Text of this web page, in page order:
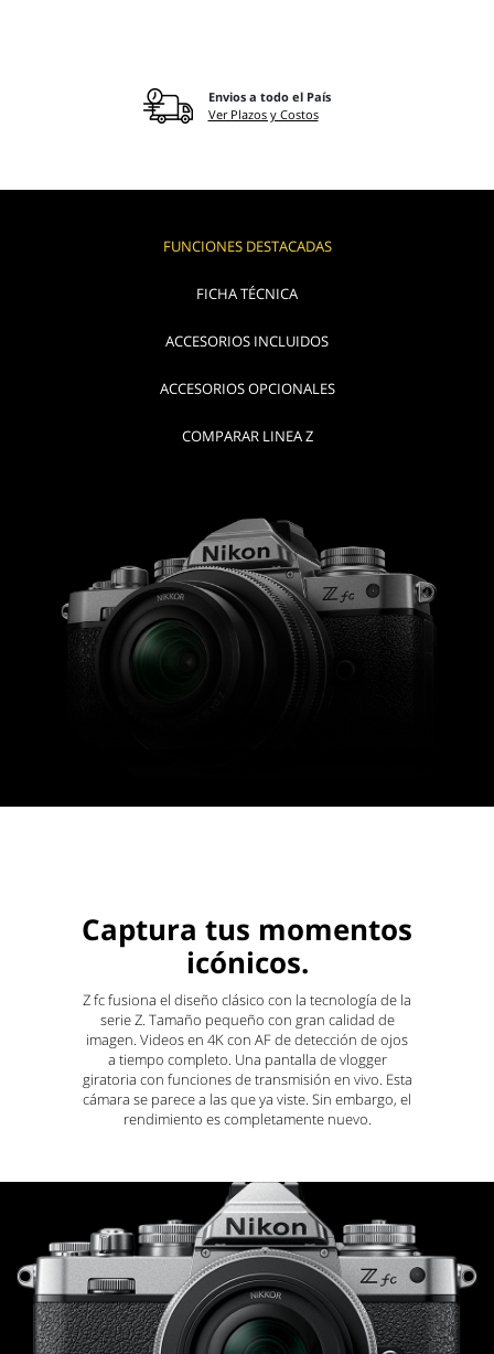
Envios a todo el País
Ver Plazos y Costos
FUNCIONES DESTACADAS
FICHA TÉCNICA
ACCESORIOS INCLUIDOS
ACCESORIOS OPCIONALES
COMPARAR LINEA Z
Captura tus momentos
icónicos.
Z fc fusiona el diseño clásico con la tecnología de la
serie Z. Tamaño pequeño con gran calidad de
imagen. Videos en 4K con AF de detección de ojos
a tiempo completo. Una pantalla de vlogger
giratoria con funciones de transmisión en vivo. Esta
cámara se parece a las que ya viste. Sin embargo, el
rendimiento es completamente nuevo.